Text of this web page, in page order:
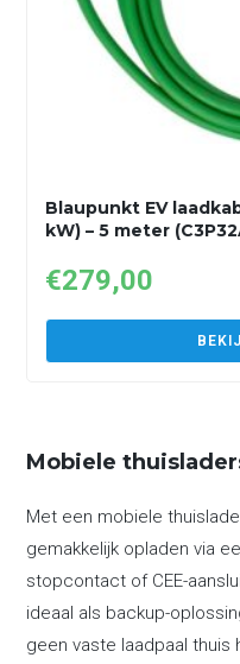
Blaupunkt EV
kW) – 5 meter
€279,00
Mobiele
Met een mobiele
gemakkelijk opladen via
stopcontact of CEE-
ideaal als backup-
geen vaste laadpaal thuis